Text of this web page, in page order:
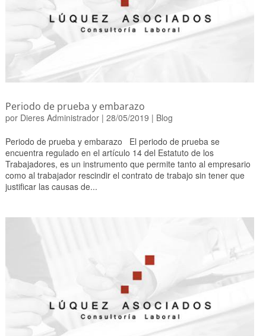
Periodo de prueba y embarazo
por Dieres Administrador| 28/05/2019 | Blog
Periodo de prueba y embarazo El periodo de prueba se
encuentra regulado en el artículo 14 del Estatuto de los
Trabajadores, es un instrumento que permite tanto al empresario
como al trabajador rescindir el contrato de trabajo sin tener que
justificar las causas de...